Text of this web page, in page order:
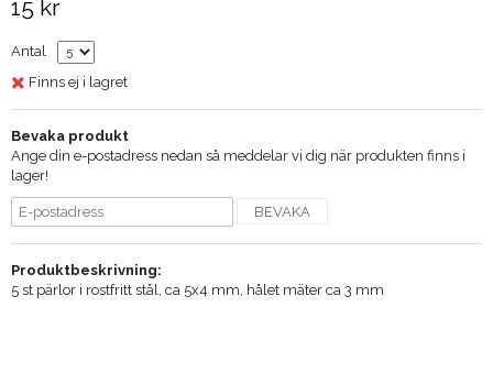
15 kr
Antal
Finns ej i lagret
Bevaka produkt
Ange din e-postadress nedan så meddelar vi dig när produkten finns i
lager!
BEVAKA
Produktbeskrivning:
5 st pärlor i rostfritt stål, ca 5x4 mm, hålet mäter ca 3 mm